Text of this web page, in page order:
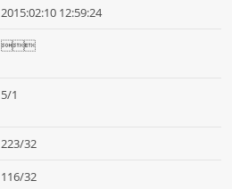
2015:02:10 12:59:24

5/1
223/32
116/32